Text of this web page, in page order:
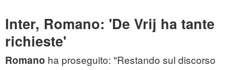
Inter, Romano: 'De Vrij ha tante
richieste'
Romano ha proseguito: "Restando sul discorso